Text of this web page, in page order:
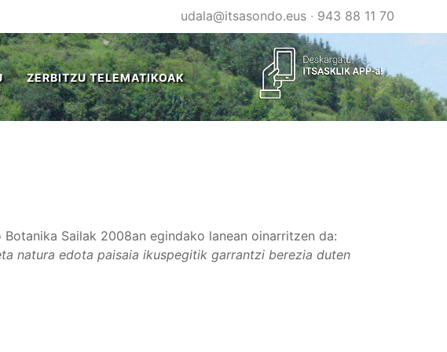
udala@itsasondo.eus· 943 88 11 70
ZERBITZU TELEMATIKOAK
Sailak 2008an egindako lanean oinarritzen da:
natura edota paisaia ikuspegitik garrantzi berezia duten